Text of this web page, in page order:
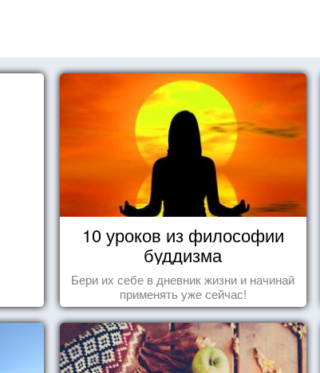
10 уроков из философии
буддизма
Бери их себе в дневник жизни и начинай
применять уже сейчас!